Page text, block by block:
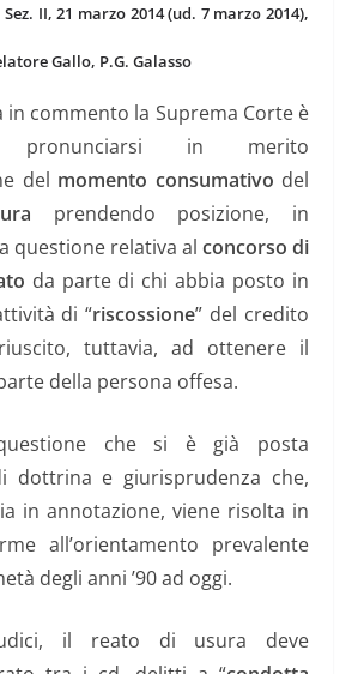
II, 21 marzo 2014 (ud. 7 marzo 2014),
Gallo, P.G. Galasso
in commento la Suprema Corte è
in merito
del momento consumativo del
prendendo posizione, in
questione relativa al concorso di
da parte di chi abbia posto in
di “riscossione” del credito
tuttavia, ad ottenere il
della persona offesa.
che si è già posta
dottrina e giurisprudenza che,
in annotazione, viene risolta in
all’orientamento prevalente
degli anni ’90 ad oggi.
il reato di usura deve